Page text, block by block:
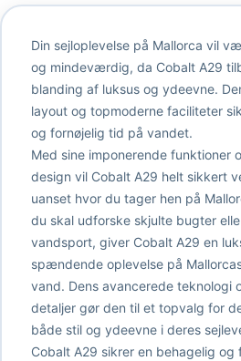
Din sejloplevelse på Mallorca vil
og mindeværdig, da Cobalt A29
blanding af luksus og ydeevne.
layout og topmoderne faciliteter
og fornøjelig tid på vandet.
Med sine imponerende funktioner
design vil Cobalt A29 helt sikkert
uanset hvor du tager hen på
du skal udforske skjulte bugter
vandsport, giver Cobalt A29 en
spændende oplevelse på
vand. Dens avancerede teknologi
detaljer gør den til et topvalg for
både stil og ydeevne i deres
Cobalt A29 sikrer en behagelig og